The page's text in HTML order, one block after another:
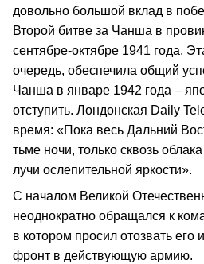
довольно большой вклад в
Второй битве за Чанша в
сентябре-октябре 1941 года.
очередь, обеспечила общий
Чанша в январе 1942 года –
отступить. Лондонская Daily
время: «Пока весь Дальний
тьме ночи, только сквозь
лучи ослепительной яркости».
С началом Великой
неоднократно обращался к
в котором просил отозвать его
фронт в действующую армию.